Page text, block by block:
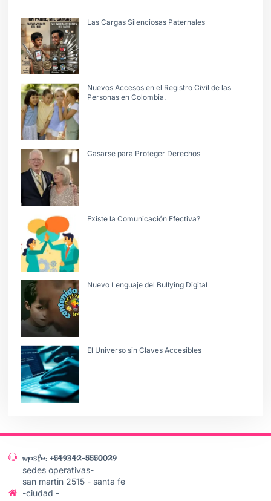
Las Cargas Silenciosas Paternales
Nuevos Accesos en el Registro Civil de las
Personas en Colombia.
Casarse para Proteger Derechos
Existe la Comunicación Efectiva?
Nuevo Lenguaje del Bullying Digital
El Universo sin Claves Accesibles
wpsfe: +549342-5550029
sedes operativas-
san martin 2515 - santa fe
-ciudad -